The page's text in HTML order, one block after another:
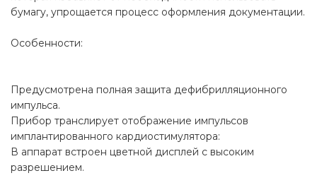
бумагу, упрощается процесс оформления документации.
Особенности:
Предусмотрена полная защита дефибрилляционного
импульса.
Прибор транслирует отображение импульсов
имплантированного кардиостимулятора:
В аппарат встроен цветной дисплей с высоким
разрешением.